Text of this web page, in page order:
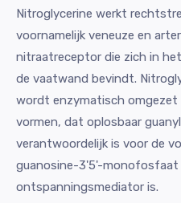
Nitroglycerine werkt
voornamelijk veneuze en
nitraatreceptor die zich in
de vaatwand bevindt.
wordt enzymatisch
vormen, dat oplosbaar
verantwoordelijk is voor de
guanosine-3'5'-monofosfaat
ontspanningsmediator is.